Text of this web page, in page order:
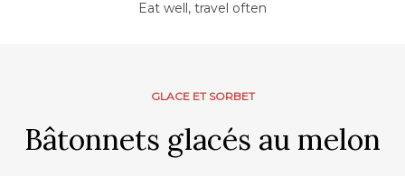
Eat well, travel often
GLACE ET SORBET
Bâtonnets glacés au melon